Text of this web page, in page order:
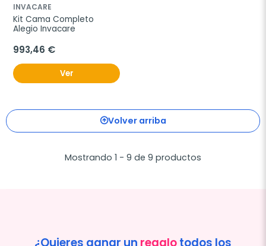
INVACARE
Kit Cama Completo
Alegio Invacare
993,46 €
Ver
Volver arriba
Mostrando 1 - 9 de 9 productos